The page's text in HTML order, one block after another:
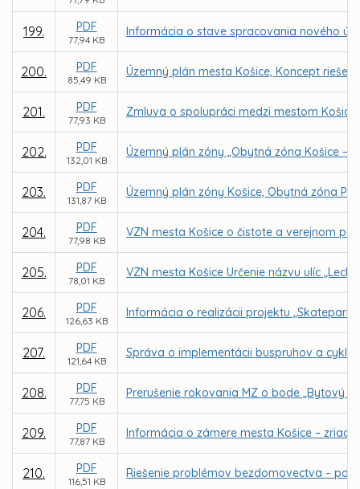
199. PDF
77,94 KB
Informácia o stave spracovania nového
200. PDF
85,49 KB
Územný plán mesta Košice, Koncept
201. PDF
77,93 KB
Zmluva o spolupráci medzi mestom Košice,
202. PDF
132,01 KB
Územný plán zóny „Obytná zóna Košice –
203. PDF
131,87 KB
Územný plán zóny Košice, Obytná zóna
204. PDF
77,98 KB
VZN mesta Košice o čistote a verejnom
205. PDF
78,01 KB
VZN mesta Košice Určenie názvu ulíc
206. PDF
126,63 KB
Informácia o realizácii projektu „Skatepark
207. PDF
121,64 KB
Správa o implementácii buspruhov a
208. PDF
77,75 KB
Prerušenie rokovania MZ o bode „Bytový
209. PDF
77,87 KB
Informácia o zámere mesta Košice –
210. PDF
116,51 KB
Riešenie problémov bezdomovectva –